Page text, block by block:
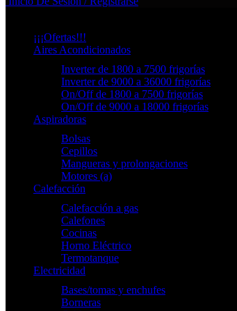
¡¡¡Ofertas!!!
Aires Acondicionados
Inverter de 1800 a 7500 frigorías
Inverter de 9000 a 36000 frigorías
On/Off de 1800 a 7500 frigorías
On/Off de 9000 a 18000 frigorías
Aspiradoras
Bolsas
Cepillos
Mangueras y prolongaciones
Motores (a)
Calefacción
Calefacción a gas
Calefones
Cocinas
Horno Eléctrico
Termotanque
Electricidad
Bases/tomas y enchufes
Borneras